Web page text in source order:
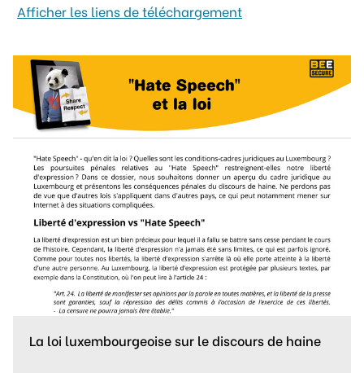
Afficher les liens de téléchargement
La loi luxembourgeoise sur le discours de haine